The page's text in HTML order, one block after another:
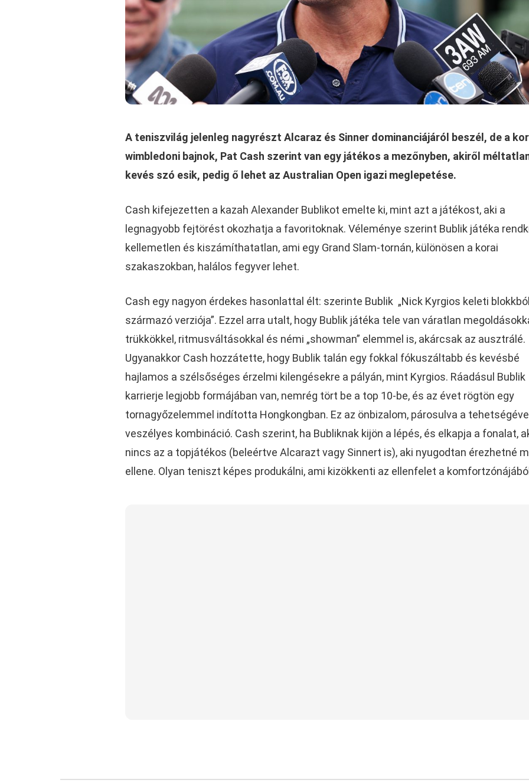
A teniszvilág jelenleg nagyrészt Alcaraz és Sinner dominanciájáról beszél, de a
wimbledoni bajnok, Pat Cash szerint van egy játékos a mezőnyben, akiről
kevés szó esik, pedig ő lehet az Australian Open igazi meglepetése.
Cash kifejezetten a kazah Alexander Bublikot emelte ki, mint azt a játékost, aki a
legnagyobb fejtörést okozhatja a favoritoknak. Véleménye szerint Bublik játéka
kellemetlen és kiszámíthatatlan, ami egy Grand Slam-tornán, különösen a korai
szakaszokban, halálos fegyver lehet.
Cash egy nagyon érdekes hasonlattal élt: szerinte Bublik „Nick Kyrgios keleti blokkból
származó verziója”. Ezzel arra utalt, hogy Bublik játéka tele van váratlan
trükkökkel, ritmusváltásokkal és némi „showman” elemmel is, akárcsak az ausztrálé.
Ugyanakkor Cash hozzátette, hogy Bublik talán egy fokkal fókuszáltabb és kevésbé
hajlamos a szélsőséges érzelmi kilengésekre a pályán, mint Kyrgios. Ráadásul Bublik
karrierje legjobb formájában van, nemrég tört be a top 10-be, és az évet rögtön egy
tornagyőzelemmel indította Hongkongban. Ez az önbizalom, párosulva a
veszélyes kombináció. Cash szerint, ha Bubliknak kijön a lépés, és elkapja a fonalat,
nincs az a topjátékos (beleértve Alcarazt vagy Sinnert is), aki nyugodtan érezhetné
ellene. Olyan teniszt képes produkálni, ami kizökkenti az ellenfelet a